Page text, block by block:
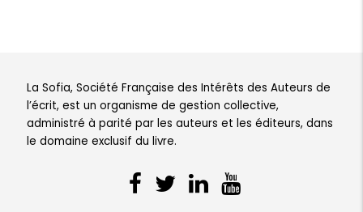
La Sofia, Société Française des Intérêts des Auteurs de
l’écrit, est un organisme de gestion collective,
administré à parité par les auteurs et les éditeurs, dans
le domaine exclusif du livre.